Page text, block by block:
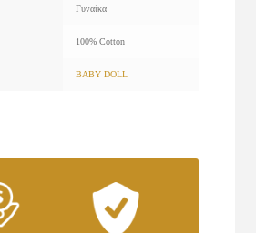
Γυναίκα
100% Cotton
BABY DOLL